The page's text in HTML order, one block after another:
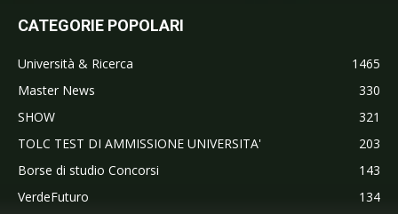
CATEGORIE POPOLARI
Università & Ricerca
1465
Master News
330
SHOW
321
TOLC TEST DI AMMISSIONE UNIVERSITA'
203
Borse di studio Concorsi
143
VerdeFuturo
134